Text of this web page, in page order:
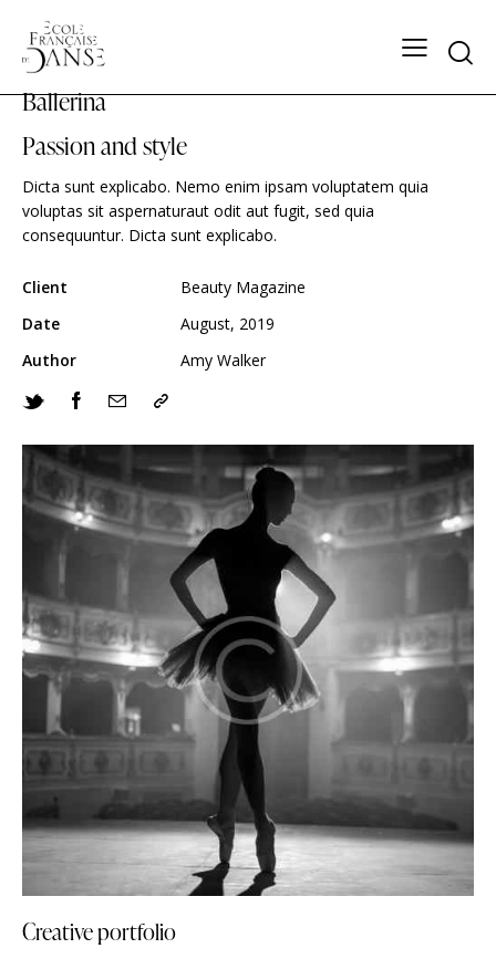
Ballerina
Passion and style
Dicta sunt explicabo. Nemo enim ipsam voluptatem quia
voluptas sit aspernaturaut odit aut fugit, sed quia
consequuntur. Dicta sunt explicabo.
Client
Beauty Magazine
Date
August, 2019
Author
Amy Walker
Creative portfolio